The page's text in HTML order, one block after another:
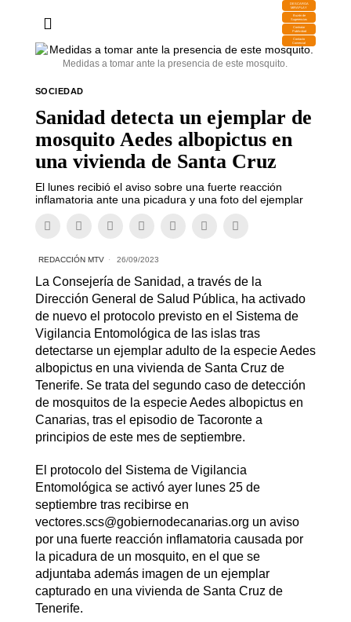
DESCARGA
MIRAPLAY
Buzón de
Sugerencias
Contratar
Publicidad
Contacto
Comercial
Medidas a tomar ante la presencia de este mosquito.
SOCIEDAD
Sanidad detecta un ejemplar de
mosquito Aedes albopictus en
una vivienda de Santa Cruz
El lunes recibió el aviso sobre una fuerte reacción
inflamatoria ante una picadura y una foto del ejemplar
REDACCIÓN MTV 26/09/2023
La Consejería de Sanidad, a través de la
Dirección General de Salud Pública, ha activado
de nuevo el protocolo previsto en el Sistema de
Vigilancia Entomológica de las islas tras
detectarse un ejemplar adulto de la especie Aedes
albopictus en una vivienda de Santa Cruz de
Tenerife. Se trata del segundo caso de detección
de mosquitos de la especie Aedes albopictus en
Canarias, tras el episodio de Tacoronte a
principios de este mes de septiembre.
El protocolo del Sistema de Vigilancia
Entomológica se activó ayer lunes 25 de
septiembre tras recibirse en
vectores.scs@gobiernodecanarias.org un aviso
por una fuerte reacción inflamatoria causada por
la picadura de un mosquito, en el que se
adjuntaba además imagen de un ejemplar
capturado en una vivienda de Santa Cruz de
Tenerife.